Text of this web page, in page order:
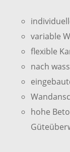
variable
flexible
nach
hohe